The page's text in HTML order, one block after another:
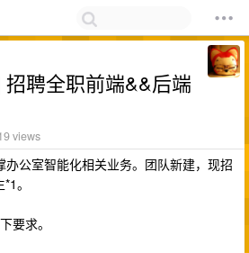
聘全职前端&&后端
views
公室智能化相关业务。团队新建，现招
。
要求。